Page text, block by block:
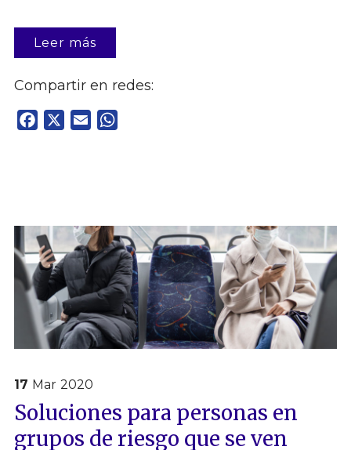
Leer más
Compartir en redes:
Facebook Email
17 Mar 2020
Soluciones para personas en
grupos de riesgo que se ven